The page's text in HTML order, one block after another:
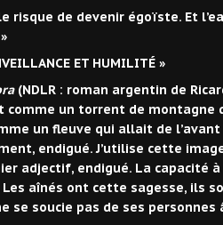
risque de devenir égoïste. Et
ET HUMILITÉ »
(NDLR : roman argentin de
comme un torrent de montagne
un fleuve qui allait de l’avant
endigué. J’utilise cette
adjectif, endigué. La capacité
aînés ont cette sagesse, ils
se soucie pas de ses personnes